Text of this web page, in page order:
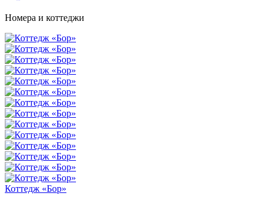
Номера и коттеджи
Коттедж «Бор»